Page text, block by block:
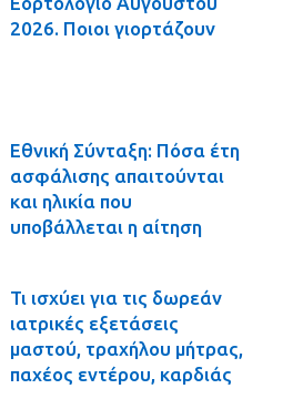
2026. Ποιοι γιορτάζουν
Εθνική Σύνταξη: Πόσα έτη
ασφάλισης απαιτούνται
και ηλικία που
υποβάλλεται η αίτηση
Τι ισχύει για τις δωρεάν
ιατρικές εξετάσεις
μαστού, τραχήλου μήτρας,
παχέος εντέρου, καρδιάς